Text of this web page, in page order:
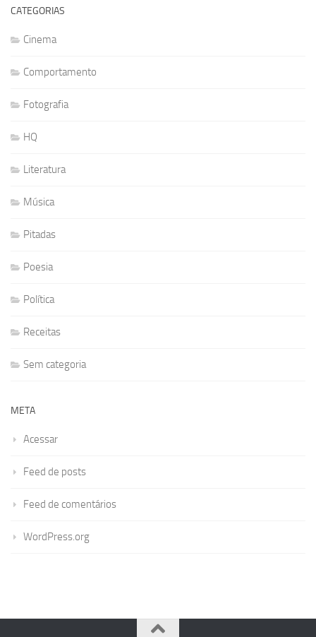
CATEGORIAS
Cinema
Comportamento
Fotografia
HQ
Literatura
Música
Pitadas
Poesia
Política
Receitas
Sem categoria
META
Acessar
Feed de posts
Feed de comentários
WordPress.org